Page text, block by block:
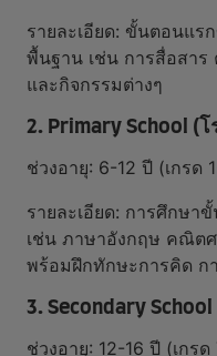
รายละเอียด: ขั้นตอนแ
พื้นฐาน เช่น การสื่อสาร
และกิจกรรมต่างๆ
2. Primary School (
ช่วงอายุ: 6-12 ปี (เกรด
รายละเอียด: การศึกษา
เช่น ภาษาอังกฤษ คณิต
พร้อมฝึกทักษะการคิด ก
3. Secondary
ช่วงอายุ: 12-16 ปี (เกรด